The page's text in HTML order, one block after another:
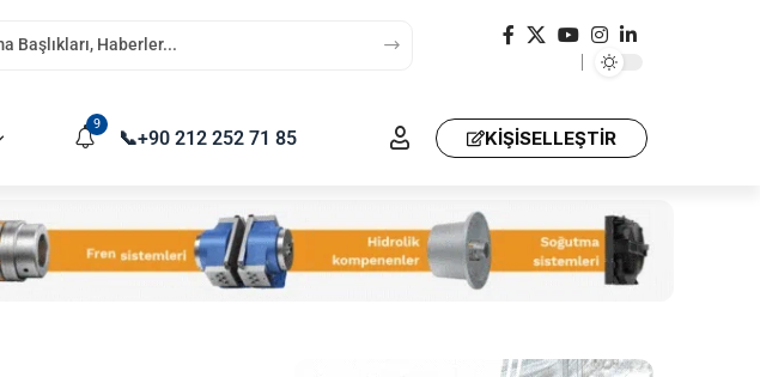
9
📞+90 212 252 71 85 KIŞISELLEŞTIR